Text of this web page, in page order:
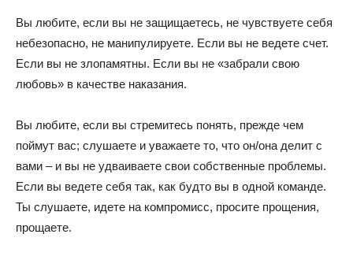
Вы любите, если вы не защищаетесь, не чувствуете себя
небезопасно, не манипулируете. Если вы не ведете счет.
Если вы не злопамятны. Если вы не «забрали свою
любовь» в качестве наказания.
Вы любите, если вы стремитесь понять, прежде чем
поймут вас; слушаете и уважаете то, что он/она делит с
вами – и вы не удваиваете свои собственные проблемы.
Если вы ведете себя так, как будто вы в одной команде.
Ты слушаете, идете на компромисс, просите прощения,
прощаете.